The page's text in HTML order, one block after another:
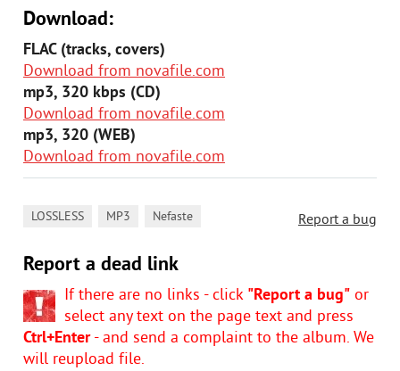
Download:
FLAC (tracks, covers)
Download from novafile.com
mp3, 320 kbps (CD)
Download from novafile.com
mp3, 320 (WEB)
Download from novafile.com
Report a bug
LOSSLESS MP3 Nefaste
Report a dead link
If there are no links - click "Report a bug" or
select any text on the page text and press
Ctrl+Enter- and send a complaint to the album. We
will reupload file.